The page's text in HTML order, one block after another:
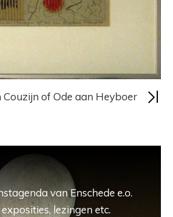
of Ode aan Heyboer
van Enschede e.o.
lezingen etc.